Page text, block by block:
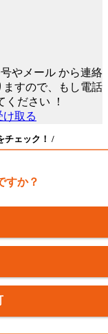
やメール から連絡
すので、もし電話
ください ！
チェック！ /
すか？